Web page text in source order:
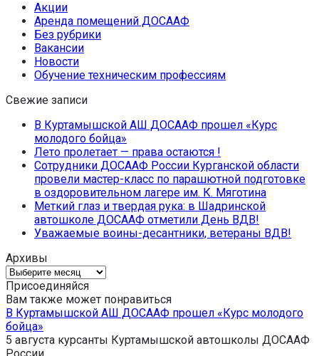
Акции
Аренда помещений ДОСААФ
Без рубрики
Вакансии
Новости
Обучение техническим профессиям
Свежие записи
В Куртамышской АШ ДОСААФ прошел «Курс
молодого бойца»
Лето пролетает — права остаются !
Сотрудники ДОСААФ России Курганской области
провели мастер-класс по парашютной подготовке
в оздоровительном лагере им. К. Мяготина
Меткий глаз и твердая рука: в Шадринской
автошколе ДОСААФ отметили День ВДВ!
Уважаемые воины-десантники, ветераны ВДВ!
Архивы
Архивы
Присоединяйся
Вам также может понравиться
В Куртамышской АШ ДОСААФ прошел «Курс молодого
бойца»
5 августа курсанты Куртамышской автошколы ДОСААФ